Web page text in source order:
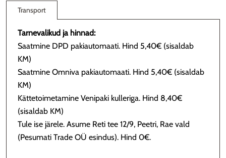
Transport
Tarnevalikud ja hinnad:
Saatmine DPD pakiautomaati. Hind 5,40€ (sisaldab
KM)
Saatmine Omniva pakiautomaati. Hind 5,40€ (sisaldab
KM)
Kättetoimetamine Venipaki kulleriga. Hind 8,40€
(sisaldab KM)
Tule ise järele. Asume Reti tee 12/9, Peetri, Rae vald
(Pesumati Trade OÜ esindus). Hind 0€.